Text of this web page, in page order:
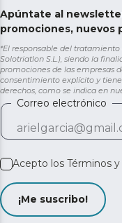
Apúntate al
promociones, nuevos
*El responsable del tratamiento
Solotriatlon S.L.), siendo la
promociones de las empresas
consentimiento explícito y
derechos, como se indica en
Correo electrónico
Acepto los Términos
¡Me suscribo!